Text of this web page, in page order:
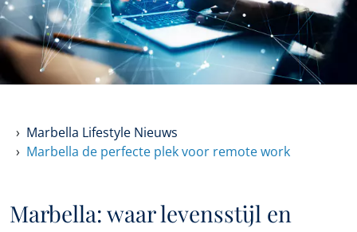
Marbella Lifestyle Nieuws
Marbella de perfecte plek voor remote work
Marbella: waar levensstijl en